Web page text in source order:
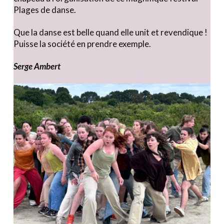
Plages de danse.
Que la danse est belle quand elle unit et revendique !
Puisse la société en prendre exemple.
Serge Ambert